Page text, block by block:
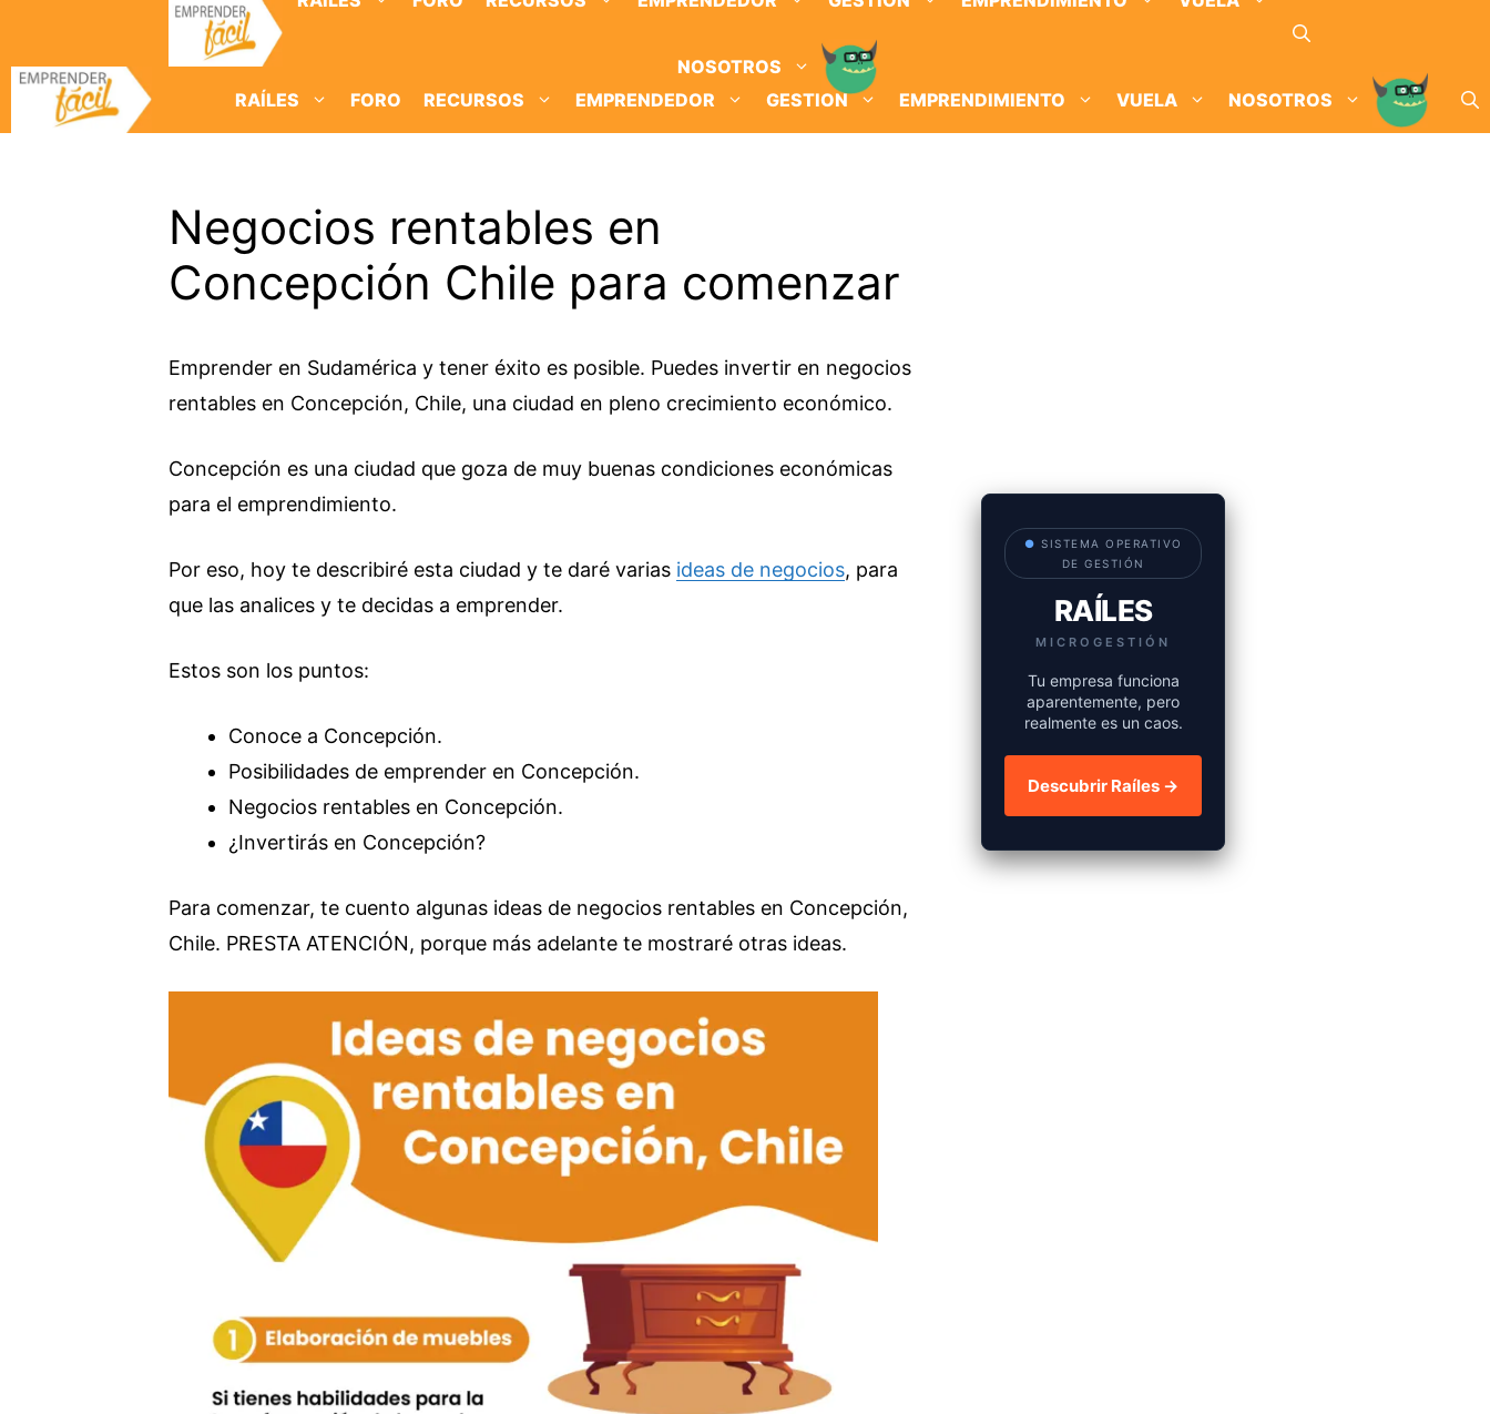
contenido
NOSOTROS
RAÍLES
FORO RECURSOS EMPRENDEDOR GESTION EMPRENDIMIENTO VUELA NOSOTROS
Negocios rentables en
Concepción Chile para comenzar
Emprender en Sudamérica y tener éxito es posible. Puedes invertir en negocios
rentables en Concepción, Chile, una ciudad en pleno crecimiento económico.
Concepción es una ciudad que goza de muy buenas condiciones económicas
para el emprendimiento.
Por eso, hoy te describiré esta ciudad y te daré varias ideas de negocios, para
que las analices y te decidas a emprender.
Estos son los puntos:
Conoce a Concepción.
Posibilidades de emprender en Concepción.
Negocios rentables en Concepción.
¿Invertirás en Concepción?
Para comenzar, te cuento algunas ideas de negocios rentables en Concepción,
Chile. PRESTA ATENCIÓN, porque más adelante te mostraré otras ideas.
● SISTEMA OPERATIVO
DE GESTIÓN
RAÍLES
MICROGESTIÓN
Tu empresa funciona
aparentemente, pero
realmente es un caos.
Descubrir Raíles →